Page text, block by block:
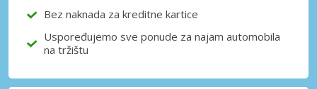
Bez naknada za kreditne kartice
Uspoređujemo sve ponude za najam automobila
na tržištu